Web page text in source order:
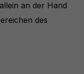
an der Hand
des